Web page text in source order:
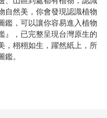
自然美，你會發現認識植物
鑑，可以讓你容易進入植物
』，已完整呈現台灣原生的
，栩栩如生，躍然紙上，所
。